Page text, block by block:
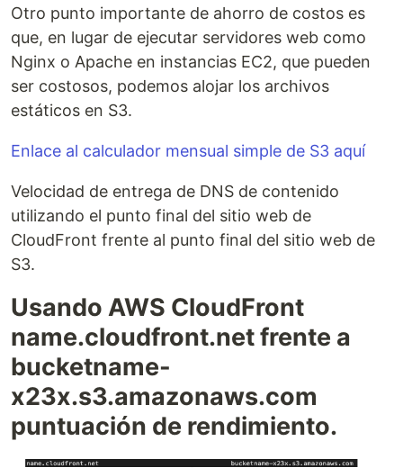
Otro punto importante de ahorro de costos es
que, en lugar de ejecutar servidores web como
Nginx o Apache en instancias EC2, que pueden
ser costosos, podemos alojar los archivos
estáticos en S3.
Enlace al calculador mensual simple de S3 aquí
Velocidad de entrega de DNS de contenido
utilizando el punto final del sitio web de
CloudFront frente al punto final del sitio web de
S3.
Usando AWS CloudFront
name.cloudfront.net frente a
bucketname-
x23x.s3.amazonaws.com
puntuación de rendimiento.